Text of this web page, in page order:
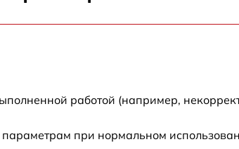
работой (например,
при нормальном